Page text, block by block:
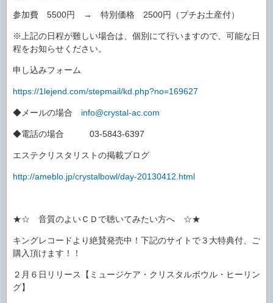
参加費 5500円 → 特別価格 2500円（プチお土産付）
※上記の日程が難しい場合は、個別にて行いますので、可能な日
程をお知らせください。
申し込みフォーム
https://1lejend.com/stepmail/kd.php?no=169627
◆メールの場合 info@crystal-ac.com
◆電話の場合 03-5843-6397
エステクリスタリストの掲載ブログ
http://ameblo.jp/crystalbowl/day-20130412.html
★☆ 音質のよいＣＤで聴いてみたい方へ ☆★
キングレコードより絶賛発売中！下記のサイトで３大特典付、ご
購入頂けます！！
２月６日リリース【ミュージケア・クリスタルボウル・ヒーリン
グ】